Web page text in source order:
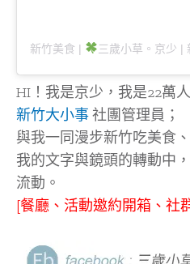
新竹美食 | 三歲小草。京少 | 新竹愛美
HI！我是京少，我是22萬人
新竹大小事社團管理員；
與我一同漫步新竹吃美食
我的文字與鏡頭的轉動中
流動。
[餐廳、活動邀約開箱、社